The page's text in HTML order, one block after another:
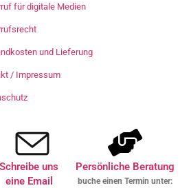
für digitale Medien
und Lieferung
/ Impressum
Schreibe uns
eine Email
Persönliche Beratung
buche einen Termin unter: